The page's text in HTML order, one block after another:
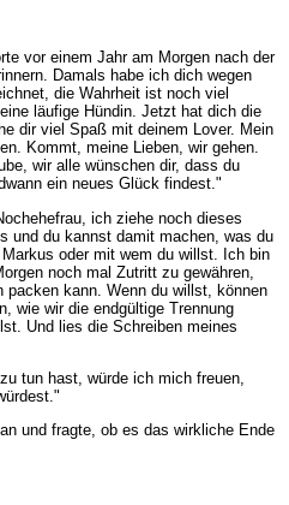
vor einem Jahr am Morgen nach der
Damals habe ich dich wegen
die Wahrheit ist noch viel
läufige Hündin. Jetzt hat dich die
dir viel Spaß mit deinem Lover. Mein
Kommt, meine Lieben, wir gehen.
wir alle wünschen dir, dass du
ein neues Glück findest."
ich ziehe noch dieses
und du kannst damit machen, was du
oder mit wem du willst. Ich bin
noch mal Zutritt zu gewähren,
kann. Wenn du willst, können
wie wir die endgültige Trennung
Und lies die Schreiben meines
tun hast, würde ich mich freuen,
und fragte, ob es das wirkliche Ende